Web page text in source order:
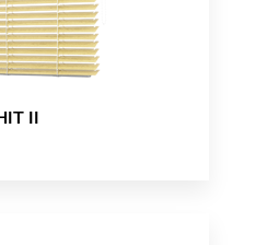
II